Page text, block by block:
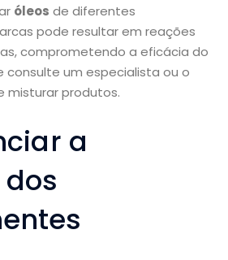
óleos de diferentes
pode resultar em reações
comprometendo a eficácia do
consulte um especialista ou o
misturar produtos.
a